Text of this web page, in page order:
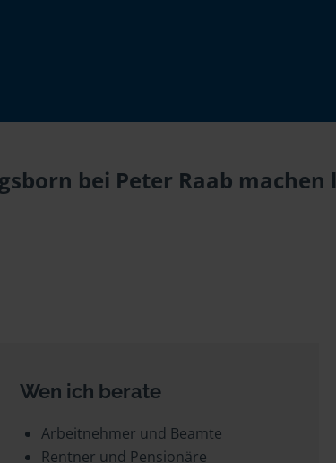
bei Peter Raab
Wen ich berate
Arbeitnehmer und Beamte
Rentner und Pensionäre